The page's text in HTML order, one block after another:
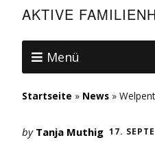
AKTIVE
Menü
Startseite » News »
by Tanja Muthig 17.